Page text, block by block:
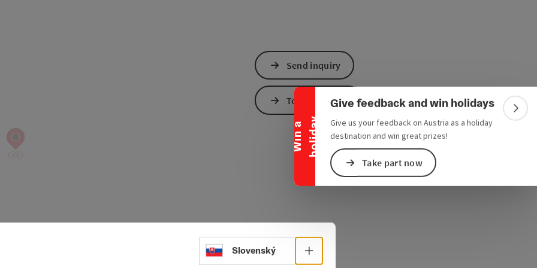
W
i
n
a
h
o
l
i
d
a y
Collapse banner Give feedback and win holidays
Give us your feedback on Austria as a holiday
destination and win great prizes!
Take part now
Send inquiry
To the website
Select language - Open menu
Slovenský